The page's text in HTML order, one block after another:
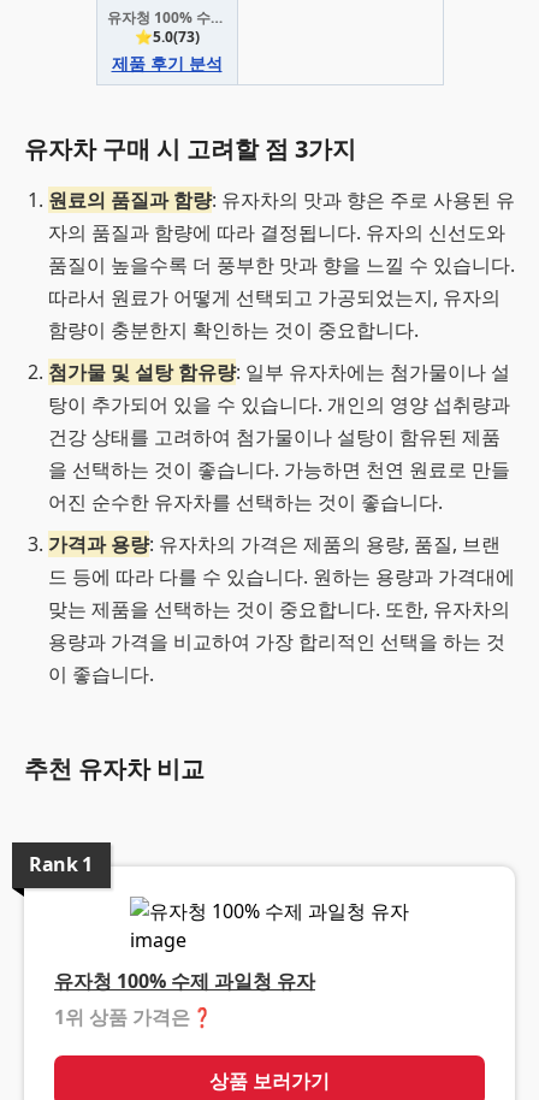
유자청 100% 수제 과일청 유자
⭐5.0(73)
제품 후기 분석
유자차 구매 시 고려할 점 3가지
원료의 품질과 함량: 유자차의 맛과 향은 주로 사용된 유
자의 품질과 함량에 따라 결정됩니다. 유자의 신선도와
품질이 높을수록 더 풍부한 맛과 향을 느낄 수 있습니다.
따라서 원료가 어떻게 선택되고 가공되었는지, 유자의
함량이 충분한지 확인하는 것이 중요합니다.
첨가물 및 설탕 함유량: 일부 유자차에는 첨가물이나 설
탕이 추가되어 있을 수 있습니다. 개인의 영양 섭취량과
건강 상태를 고려하여 첨가물이나 설탕이 함유된 제품
을 선택하는 것이 좋습니다. 가능하면 천연 원료로 만들
어진 순수한 유자차를 선택하는 것이 좋습니다.
가격과 용량: 유자차의 가격은 제품의 용량, 품질, 브랜
드 등에 따라 다를 수 있습니다. 원하는 용량과 가격대에
맞는 제품을 선택하는 것이 중요합니다. 또한, 유자차의
용량과 가격을 비교하여 가장 합리적인 선택을 하는 것
이 좋습니다.
추천 유자차 비교
Rank1
유자청 100% 수제 과일청 유자
1위 상품 가격은 ❓
상품 보러가기